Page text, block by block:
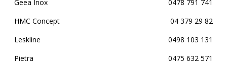
Geea Inox
0478 791 741
HMC Concept
04 379 29 82
Leskline
0498 103 131
Pietra
0475 632 571